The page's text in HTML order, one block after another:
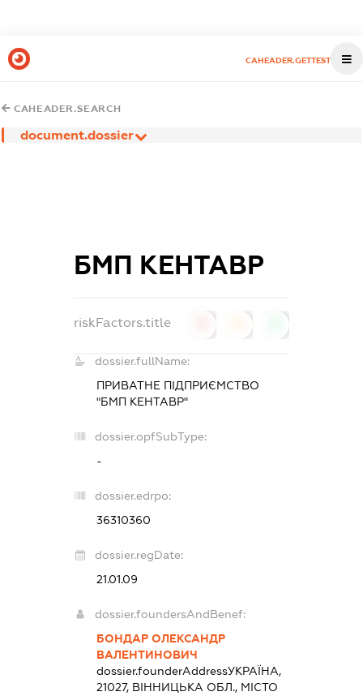
CAHEADER.GETTEST
CAHEADER.SEARCH
document.dossier
БМП КЕНТАВР
riskFactors.title
dossier.fullName:
ПРИВАТНЕ ПІДПРИЄМСТВО
"БМП КЕНТАВР"
dossier.opfSubType:
-
dossier.edrpo:
36310360
dossier.regDate:
21.01.09
dossier.foundersAndBenef:
БОНДАР ОЛЕКСАНДР
ВАЛЕНТИНОВИЧ
dossier.founderAddressУКРАЇНА,
21027, ВІННИЦЬКА ОБЛ., МІСТО